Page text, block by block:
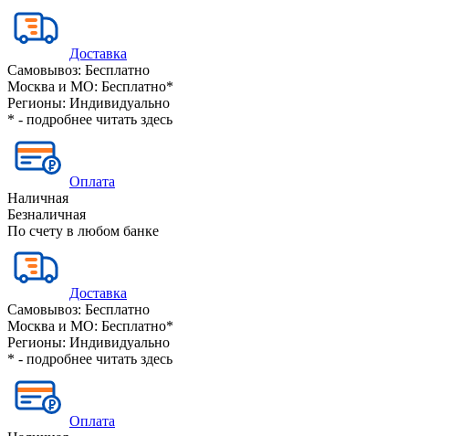
Доставка
Самовывоз: Бесплатно
Москва и МО: Бесплатно*
Регионы: Индивидуально
* - подробнее читать здесь
Оплата
Наличная
Безналичная
По счету в любом банке
Доставка
Самовывоз: Бесплатно
Москва и МО: Бесплатно*
Регионы: Индивидуально
* - подробнее читать здесь
Оплата